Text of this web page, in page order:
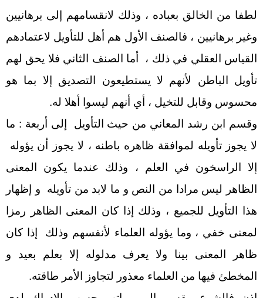
لطفا من الخالق بعباده ، وذلك لانقسامهم إلى برهانيين
وغير برهانيين ، فالصنف الأول هم أهل للتأويل لاعتمادهم
القياس العقلي في ذلك ، أما الصنف الثاني فلا يحق لهم
تأويل الباطن لأنهم لا يستطيعون التصديق إلا بما هو
محسوس وقابل للتخيل ، أي أنهم ليسوا أهلا له.
وقسم ابن رشد المعاني من حيث التأويل إلى أربعة : ما
لا يجوز تأويله لموافقة ظاهره باطنه ، لا يجوز أن يؤوله
إلا الراسخون في العلم ، وذلك عندما يكون المعنى
الظاهر ليس مرادا من النص و ما لابد من تأويله و إظهار
هذا التأويل للجميع ، وذلك إذا كان المعنى الظاهر رمزا
لمعنى خفي ، وما يؤوله العلماء لأنفسهم وذلك إذا كان
ظاهر المعنى بينا ولا يعرف مدلوله إلا بعلم بعيد و
المخطئ فيها من العلماء معذور لتجاوز الأمر طاقته.